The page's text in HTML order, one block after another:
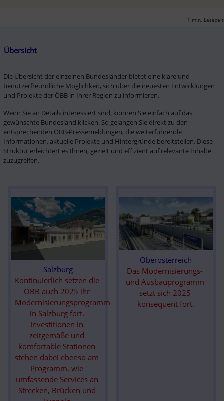
~1 min. Lesezeit
Übersicht
Die Übersicht der einzelnen Bundesländer bietet eine klare und
benutzerfreundliche Möglichkeit, sich über die neuesten Entwicklungen
und Projekte der ÖBB in Ihrer Region zu informieren.
Wenn Sie an Details interessiert sind, können Sie einfach auf das
gewünschte Bundesland klicken. So gelangen Sie direkt zu den
entsprechenden ÖBB-Pressemeldungen, die weiterführende
Informationen, aktuelle Projekte und Hintergründe bereitstellen. Diese
Struktur erleichtert es Ihnen, gezielt und effizient auf relevante Inhalte
zuzugreifen.
Salzburg
Kontinuierlich setzen die
ÖBB auch 2025 ihr
Modernisierungsprogramm
in Salzburg fort.
Investitionen in
zeitgemäße und
komfortable Stationen
stehen dabei ebenso am
Programm, wie
umfassende Services an
Strecken, Brücken und
Oberösterreich
Das Modernisierungs-
und Ausbauprogramm
setzt sich 2025
konsequent fort.